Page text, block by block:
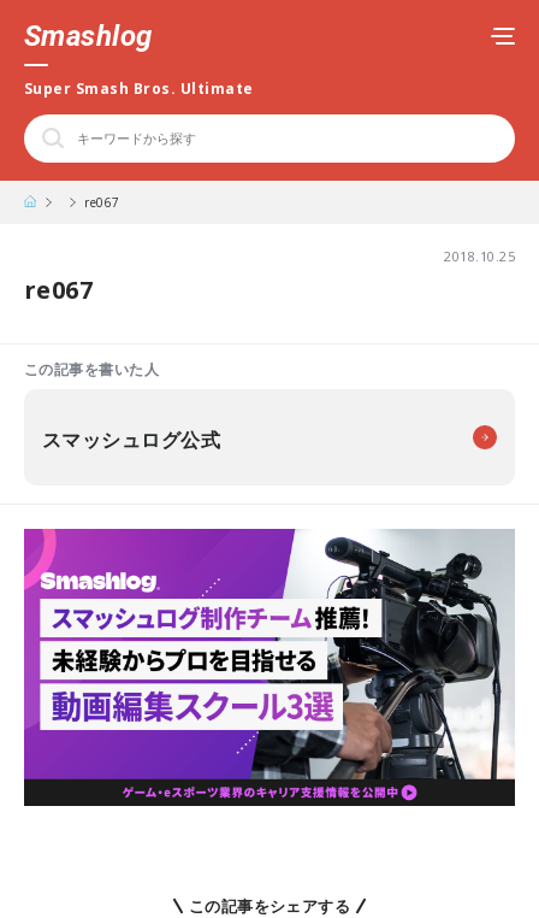
Smashlog
Super Smash Bros. Ultimate
re067
2018.10.25
re067
この記事を書いた人
スマッシュログ公式
この記事をシェアする